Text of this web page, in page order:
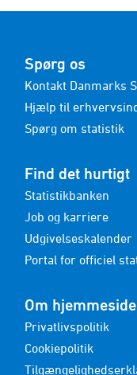
Spørg os
Kontakt Danmarks
Hjælp til
Spørg om statistik
Find det hurtigt
Statistikbanken
Job og karriere
Udgivelseskalender
Portal for officiel
Om
Privatlivspolitik
Cookiepolitik